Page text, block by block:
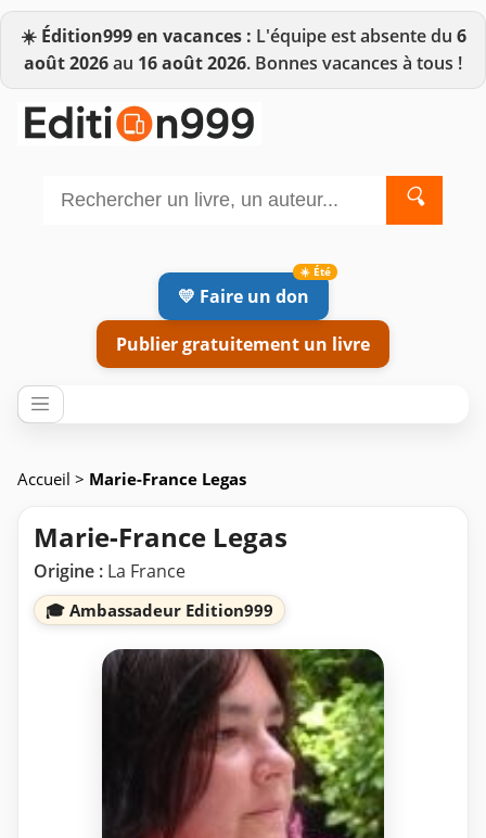
☀️ Édition999 en vacances : L'équipe est absente du 6
août 2026au 16 août 2026. Bonnes vacances à tous !
🔍
💛 Faire un don
Publier gratuitement un livre
Accueil > Marie-France Legas
Marie-France Legas
Origine : La France
🎓 Ambassadeur Edition999